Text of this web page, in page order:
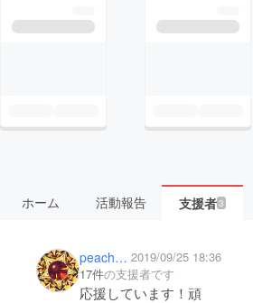
ホーム 活動報告 支援者3
peachcafem 2019/09/25 18:36
17件の支援者です
応援しています！頑